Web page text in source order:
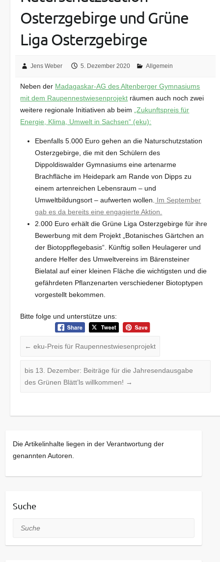
Osterzgebirge und Grüne
Liga Osterzgebirge
Jens Weber 5. Dezember 2020 Allgemein
Neben der Madagaskar-AG des Altenberger Gymnasiums
mit dem Raupennestwiesenprojekt räumen auch noch zwei
weitere regionale Initiativen ab beim
„Zukunftspreis für
Energie, Klima, Umwelt in Sachsen“ (eku):
Ebenfalls 5.000 Euro gehen an die Naturschutzstation
Osterzgebirge, die mit den Schülern des
Dippoldiswalder Gymnasiums eine artenarme
Brachfläche im Heidepark am Rande von Dipps zu
einem artenreichen Lebensraum – und
Umweltbildungsort – aufwerten wollen.
Im September
gab es da bereits eine engagierte Aktion.
2.000 Euro erhält die Grüne Liga Osterzgebirge für ihre
Bewerbung mit dem Projekt „Botanisches Gärtchen an
der Biotoppflegebasis“. Künftig sollen Heulagerer und
andere Helfer des Umweltvereins im Bärensteiner
Bielatal auf einer kleinen Fläche die wichtigsten und die
gefährdeten Pflanzenarten verschiedener Biotoptypen
vorgestellt bekommen.
Bitte folge und unterstütze uns:
← eku-Preis für Raupennestwiesenprojekt
bis 13. Dezember: Beiträge für die Jahresendausgabe
des Grünen Blätt’ls willkommen! →
Die Artikelinhalte liegen in der Verantwortung der
genannten Autoren.
Suche
Suche